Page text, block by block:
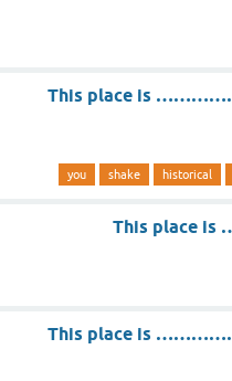
This place is
historical
shake
you
This place
This place is